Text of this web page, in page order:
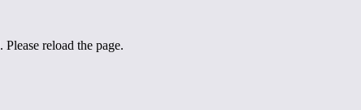
reload the page.